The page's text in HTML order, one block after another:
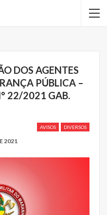
DOS AGENTES
PÚBLICA –
22/2021 GAB.
AVISOS DIVERSOS
2021